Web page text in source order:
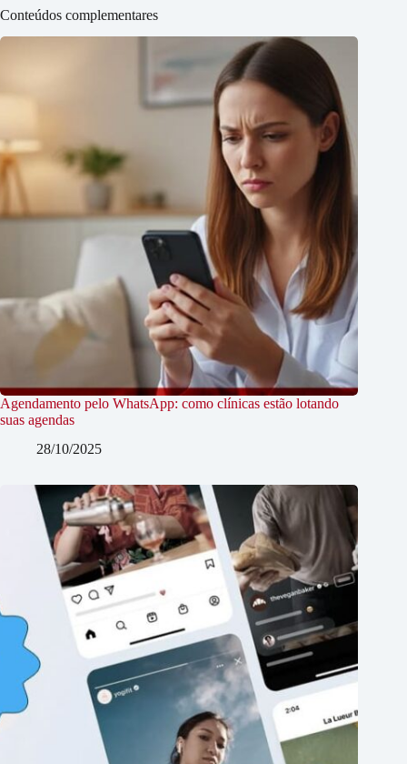
Conteúdos complementares
Agendamento pelo WhatsApp: como clínicas estão lotando
suas agendas
28/10/2025